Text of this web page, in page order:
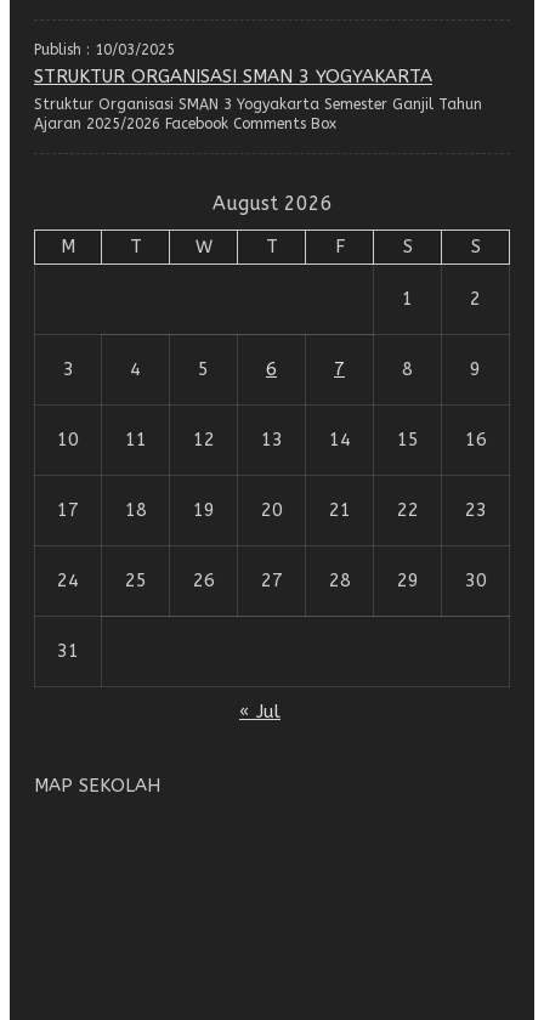
Publish : 10/03/2025
STRUKTUR ORGANISASI SMAN 3 YOGYAKARTA
Struktur Organisasi SMAN 3 Yogyakarta Semester Ganjil Tahun
Ajaran 2025/2026 Facebook Comments Box
August 2026
M T W T F S S
1 2
3 4 5 6 7 8 9
10 11 12 13 14 15 16
17 18 19 20 21 22 23
24 25 26 27 28 29 30
31
« Jul
MAP SEKOLAH